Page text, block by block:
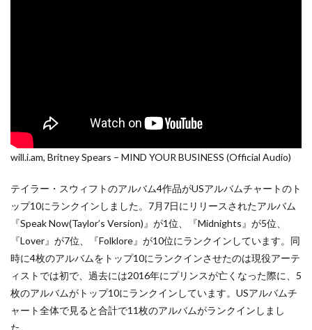
will.i.am, Britney Spears – MIND YOUR BUSINESS (Official Audio)
テイラー・スウィフトのアルバム4作品がUSアルバムチャートのト
ップ10にランクインしました。7月7日にリリースされたアルバム
『Speak Now(Taylor’s Version)』が1位、『Midnights』が5位、
『Lover』が7位、『Folklore』が10位にランクインしています。同
時に4枚のアルバムをトップ10にランクインさせたのは現役アーテ
ィストでは初で、過去には2016年にプリンスが亡くなった際に、5
枚のアルバムがトップ10にランクインしています。USアルバムチ
ャート全体で見ると合計で11枚のアルバムがランクインしまし
た。